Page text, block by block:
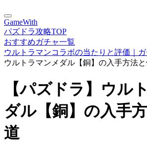
GameWith
パズドラ攻略TOP
おすすめガチャ一覧
ウルトラマンコラボの当たりと評価｜
ウルトラマンメダル【銅】の入手方法
【パズドラ】ウル
ダル【銅】の入手
道